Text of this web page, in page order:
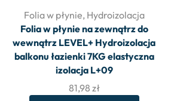
Folia w płynie, Hydroizolacja
Folia w płynie na zewnątrz do
wewnątrz LEVEL+ Hydroizolacja
balkonu łazienki 7KG elastyczna
izolacja L+09
81,98 zł